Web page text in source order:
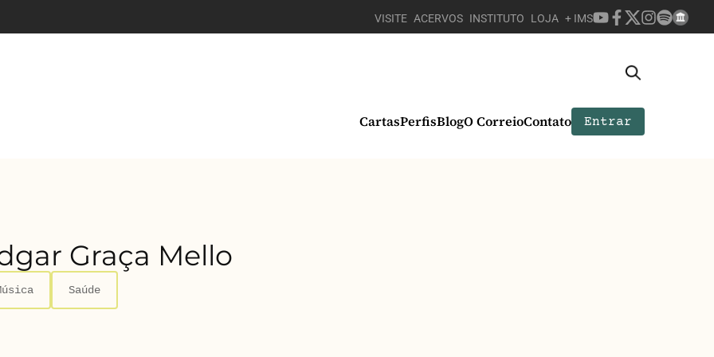
VISITE ACERVOS INSTITUTO LOJA + IMS
CartasPerfisBlogO CorreioContato Entrar
Graça Mello
Saúde